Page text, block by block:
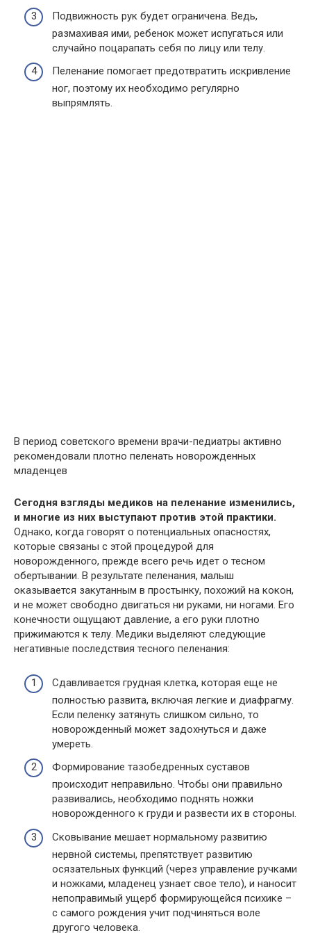
Подвижность рук будет ограничена. Ведь,
размахивая ими, ребенок может испугаться или
случайно поцарапать себя по лицу или телу.
Пеленание помогает предотвратить искривление
ног, поэтому их необходимо регулярно
выпрямлять.
В период советского времени врачи-педиатры активно
рекомендовали плотно пеленать новорожденных
младенцев
Сегодня взгляды медиков на пеленание изменились,
и многие из них выступают против этой практики.
Однако, когда говорят о потенциальных опасностях,
которые связаны с этой процедурой для
новорожденного, прежде всего речь идет о тесном
обертывании. В результате пеленания, малыш
оказывается закутанным в простынку, похожий на кокон,
и не может свободно двигаться ни руками, ни ногами. Его
конечности ощущают давление, а его руки плотно
прижимаются к телу. Медики выделяют следующие
негативные последствия тесного пеленания:
Сдавливается грудная клетка, которая еще не
полностью развита, включая легкие и диафрагму.
Если пеленку затянуть слишком сильно, то
новорожденный может задохнуться и даже
умереть.
Формирование тазобедренных суставов
происходит неправильно. Чтобы они правильно
развивались, необходимо поднять ножки
новорожденного к груди и развести их в стороны.
Сковывание мешает нормальному развитию
нервной системы, препятствует развитию
осязательных функций (через управление ручками
и ножками, младенец узнает свое тело), и наносит
непоправимый ущерб формирующейся психике –
с самого рождения учит подчиняться воле
другого человека.